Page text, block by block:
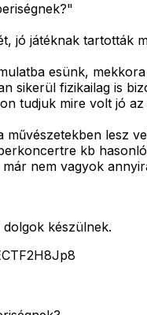
jó játéknak tartották
esünk,
sikerül fizikailag is
tudjuk mire volt jó
lesz
kb
nem vagyok
készülnek.